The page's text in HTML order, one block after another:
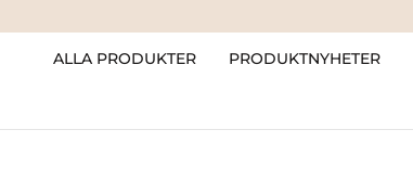
ALLA PRODUKTER PRODUKTNYHETER